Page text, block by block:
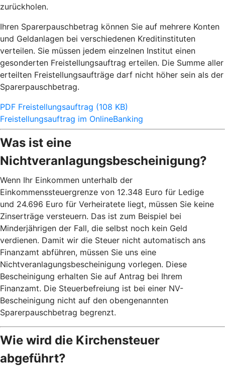
zurückholen.
Ihren Sparerpauschbetrag können Sie auf mehrere Konten
und Geldanlagen bei verschiedenen Kreditinstituten
verteilen. Sie müssen jedem einzelnen Institut einen
gesonderten Freistellungsauftrag erteilen. Die Summe aller
erteilten Freistellungsaufträge darf nicht höher sein als der
Sparerpauschbetrag.
PDF Freistellungsauftrag (108 KB)
Freistellungsauftrag im OnlineBanking
Was ist eine
Nichtveranlagungsbescheinigung?
Wenn Ihr Einkommen unterhalb der
Einkommenssteuergrenze von 12.348 Euro für Ledige
und 24.696 Euro für Verheiratete liegt, müssen Sie keine
Zinserträge versteuern. Das ist zum Beispiel bei
Minderjährigen der Fall, die selbst noch kein Geld
verdienen. Damit wir die Steuer nicht automatisch ans
Finanzamt abführen, müssen Sie uns eine
Nichtveranlagungsbescheinigung vorlegen. Diese
Bescheinigung erhalten Sie auf Antrag bei Ihrem
Finanzamt. Die Steuerbefreiung ist bei einer NV-
Bescheinigung nicht auf den obengenannten
Sparerpauschbetrag begrenzt.
Wie wird die Kirchensteuer
abgeführt?